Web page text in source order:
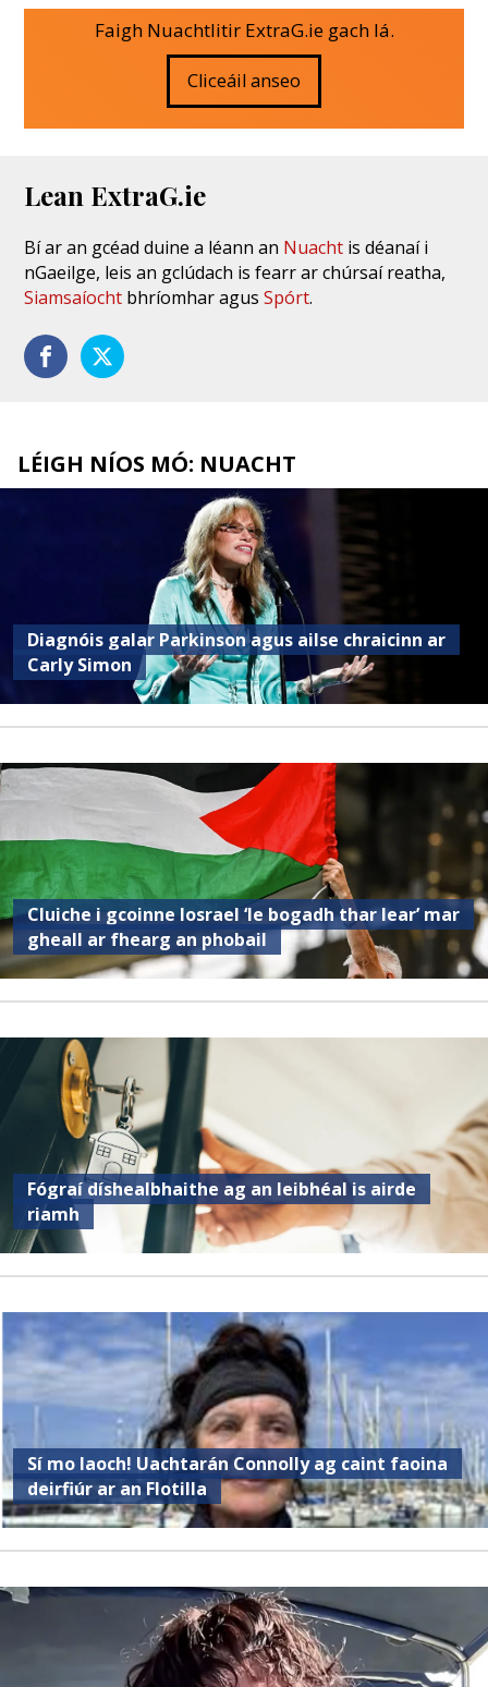
Faigh Nuachtlitir ExtraG.ie gach lá.
Cliceáil anseo
Lean ExtraG.ie
Bí ar an gcéad duine a léann an Nuacht is déanaí i
nGaeilge, leis an gclúdach is fearr ar chúrsaí reatha,
Siamsaíocht bhríomhar agusSpórt.
LÉIGH NÍOS MÓ: NUACHT
Diagnóis galar Parkinson agus ailse chraicinn ar
Carly Simon
Cluiche i gcoinne Iosrael ‘le bogadh thar lear’ mar
gheall ar fhearg an phobail
Fógraí díshealbhaithe ag an leibhéal is airde
riamh
Sí mo laoch! Uachtarán Connolly ag caint faoina
deirfiúr ar an Flotilla